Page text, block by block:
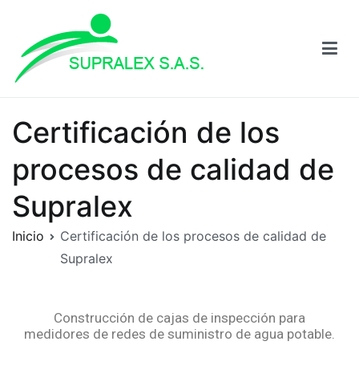
Certificación de los
procesos de calidad de
Supralex
Inicio
Certificación de los procesos de calidad de
Supralex
Construcción de cajas de inspección para
medidores de redes de suministro de agua potable.